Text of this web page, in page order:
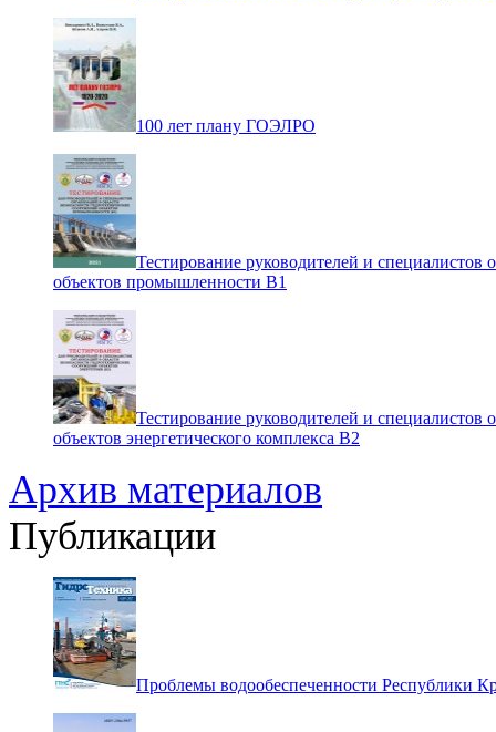
100 лет плану ГОЭЛРО
Тестирование руководителей и специалистов
объектов промышленности В1
Тестирование руководителей и специалистов
объектов энергетического комплекса В2
Архив материалов
Публикации
Проблемы водообеспеченности Республики